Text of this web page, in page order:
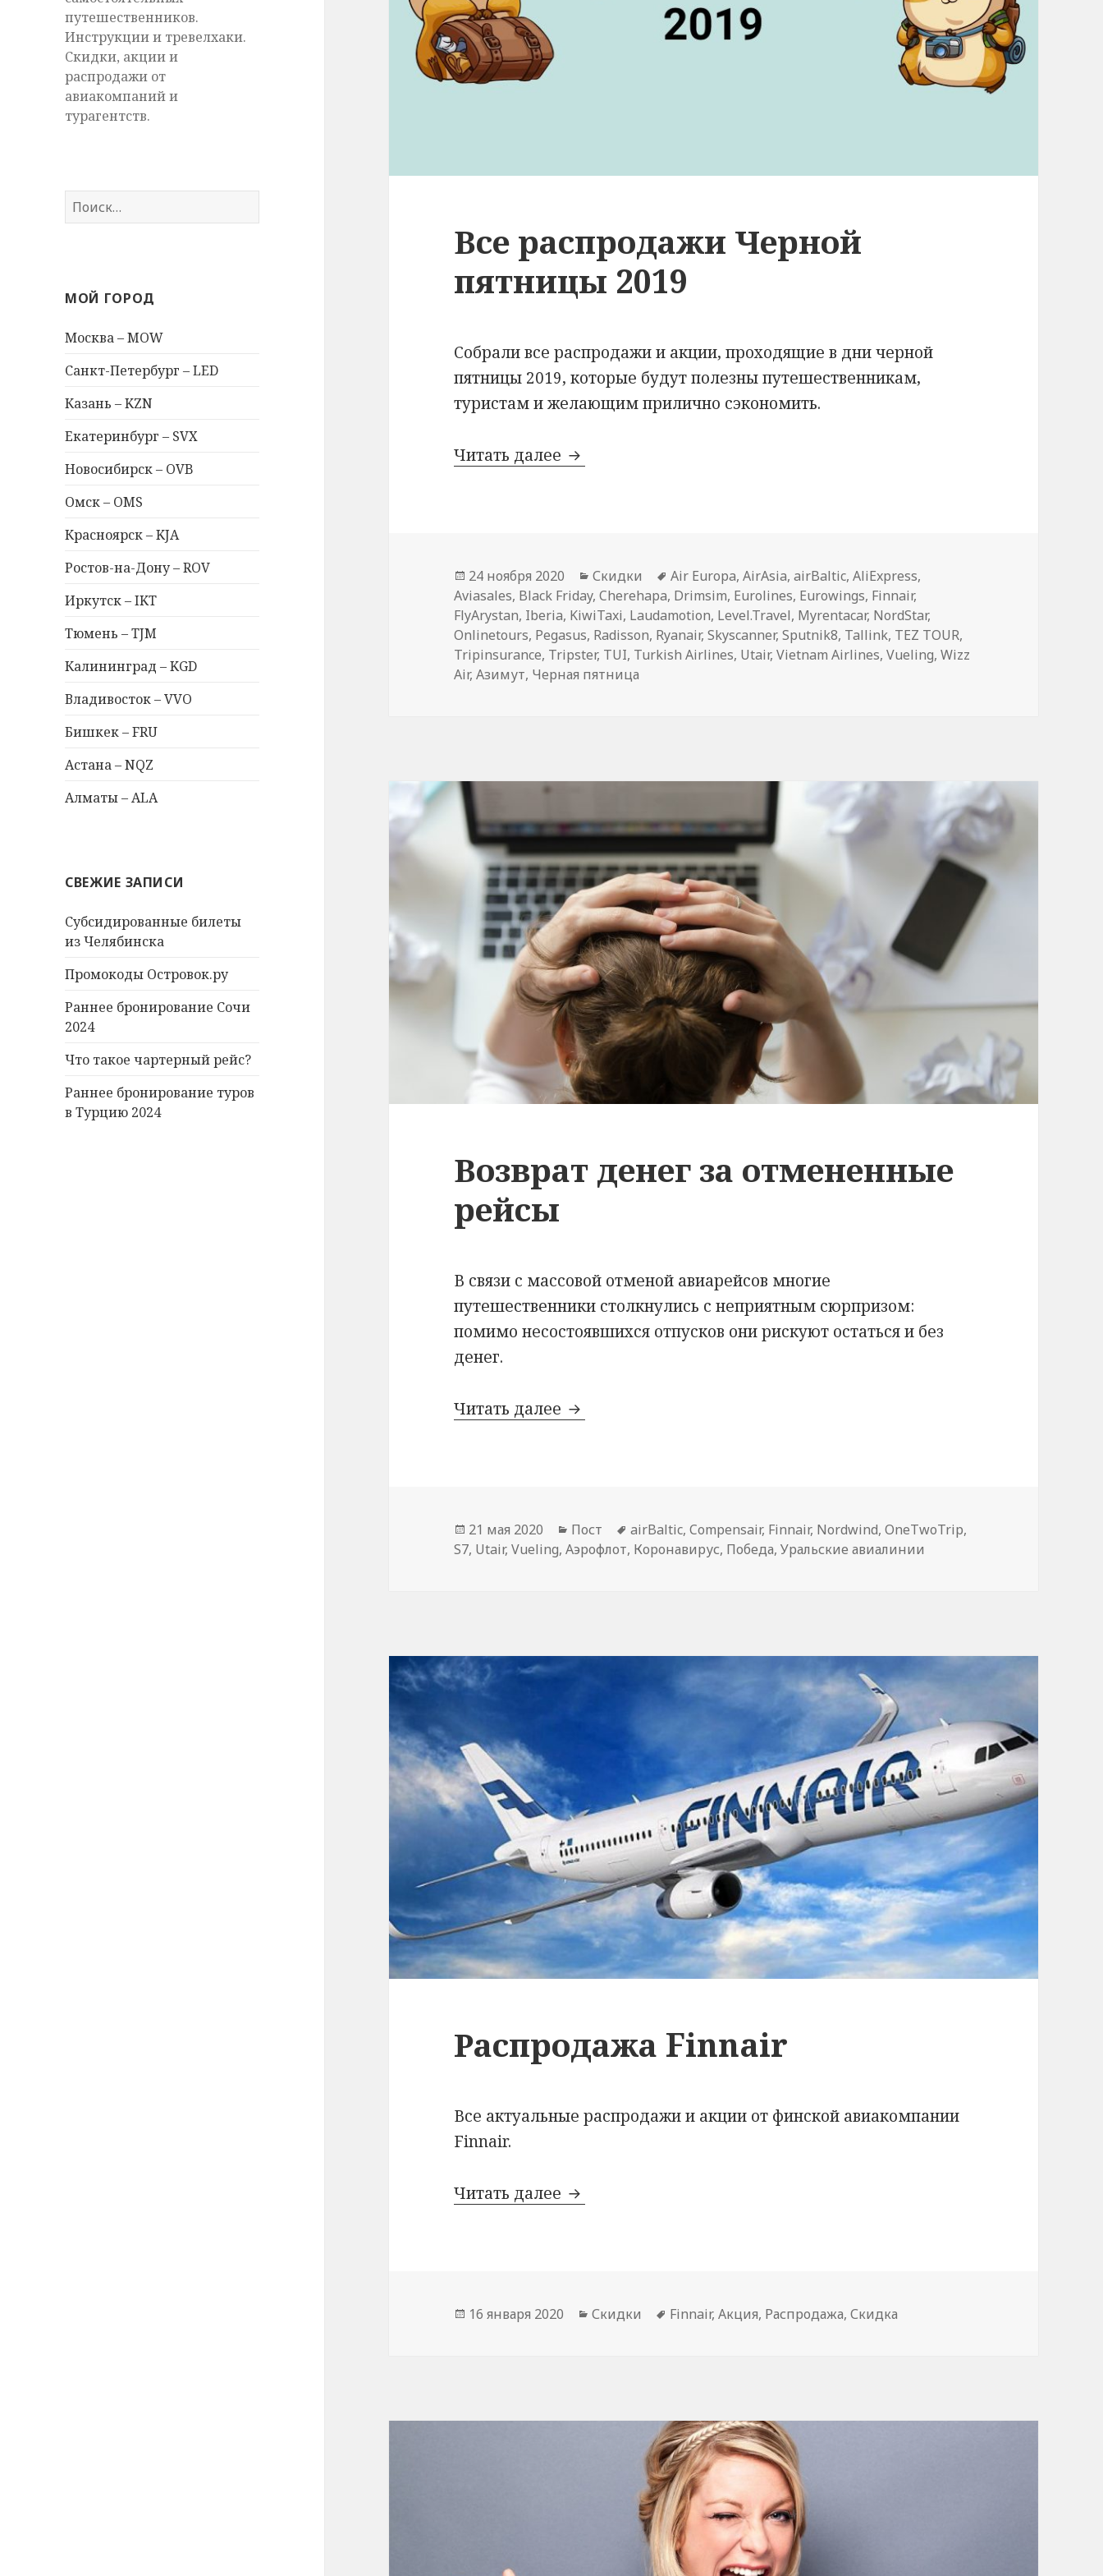
путешественников.
Инструкции и тревелхаки.
Скидки, акции и
распродажи от
авиакомпаний и
турагентств.
Найти:
МОЙ ГОРОД
Москва – MOW
Санкт-Петербург – LED
Казань – KZN
Екатеринбург – SVX
Новосибирск – OVB
Омск – OMS
Красноярск – KJA
Ростов-на-Дону – ROV
Иркутск – IKT
Тюмень – TJM
Калининград – KGD
Владивосток – VVO
Бишкек – FRU
Астана – NQZ
Алматы – ALA
СВЕЖИЕ ЗАПИСИ
Субсидированные билеты
из Челябинска
Промокоды Островок.ру
Раннее бронирование Сочи
2024
Что такое чартерный рейс?
Раннее бронирование туров
в Турцию 2024
Все распродажи Черной
пятницы 2019
Собрали все распродажи и акции, проходящие в дни черной
пятницы 2019, которые будут полезны путешественникам,
туристам и желающим прилично сэкономить.
Читать далее Все распродажи Черной пятницы 2019
Опубликовано
24 ноября 2020 Рубрики
Скидки Метки
Air Europa,AirAsia,airBaltic,AliExpress,
Aviasales, Black Friday,Cherehapa, Drimsim, Eurolines, Eurowings, Finnair,
FlyArystan, Iberia, KiwiTaxi, Laudamotion, Level.Travel, Myrentacar, NordStar,
Onlinetours, Pegasus, Radisson, Ryanair,Skyscanner,Sputnik8, Tallink, TEZ TOUR,
Tripinsurance, Tripster, TUI, Turkish Airlines, Utair,Vietnam Airlines,Vueling,Wizz
Air,Азимут, Черная пятница
Возврат денег за отмененные
рейсы
В связи с массовой отменой авиарейсов многие
путешественники столкнулись с неприятным сюрпризом:
помимо несостоявшихся отпусков они рискуют остаться и без
денег.
Читать далее Возврат денег за отмененные рейсы
Опубликовано
21 мая 2020 Рубрики
Пост Метки
airBaltic,Compensair, Finnair, Nordwind,OneTwoTrip,
S7, Utair,Vueling,Аэрофлот, Коронавирус, Победа,Уральские авиалинии
Распродажа Finnair
Все актуальные распродажи и акции от финской авиакомпании
Finnair.
Читать далее Распродажа Finnair
Опубликовано
16 января 2020 Рубрики
Скидки Метки
Finnair,Акция, Распродажа,Скидка